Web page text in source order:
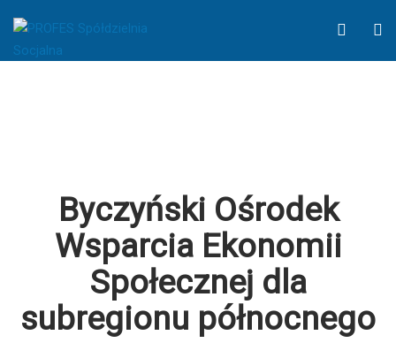
Business
Wordpress
WCAG
Byczyński Ośrodek
Wsparcia Ekonomii
Społecznej dla
subregionu północnego